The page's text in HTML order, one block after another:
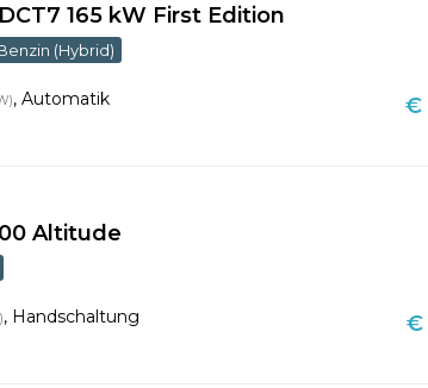
165 kW First Edition
(Hybrid)
,Automatik
€
Altitude
, Handschaltung
€